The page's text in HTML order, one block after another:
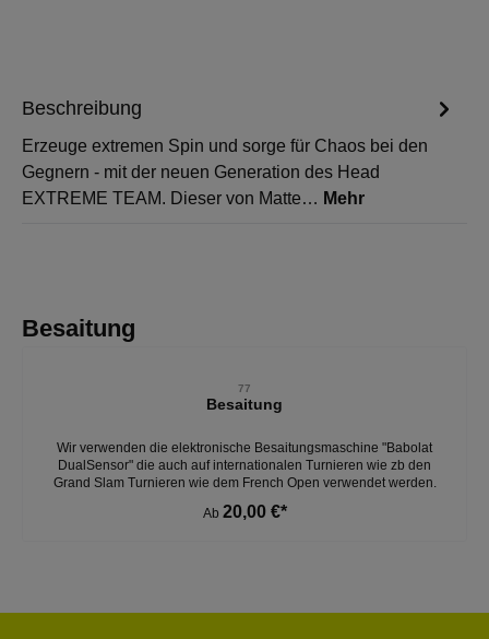
Beschreibung
Erzeuge extremen Spin und sorge für Chaos bei den
Gegnern - mit der neuen Generation des Head
EXTREME TEAM. Dieser von Matte… Mehr
Produktgalerie überspringen
Besaitung
77
Besaitung
Wir verwenden die elektronische Besaitungsmaschine "Babolat
DualSensor" die auch auf internationalen Turnieren wie zb den
Grand Slam Turnieren wie dem French Open verwendet werden.
Ab 20,00 €*